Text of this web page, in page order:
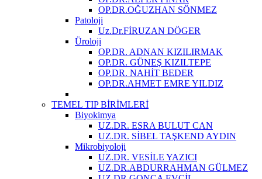
OP.DR.OĞUZHAN SÖNMEZ
Patoloji
Uz.Dr.FİRUZAN DÖGER
Üroloji
OP.DR. ADNAN KIZILIRMAK
OP.DR. GÜNEŞ KIZILTEPE
OP.DR. NAHİT BEDER
OP.DR.AHMET EMRE YILDIZ
TEMEL TIP BİRİMLERİ
Biyokimya
UZ.DR. ESRA BULUT CAN
UZ.DR. SİBEL TAŞKEND AYDIN
Mikrobiyoloji
UZ.DR. VESİLE YAZICI
UZ.DR.ABDURRAHMAN GÜLMEZ